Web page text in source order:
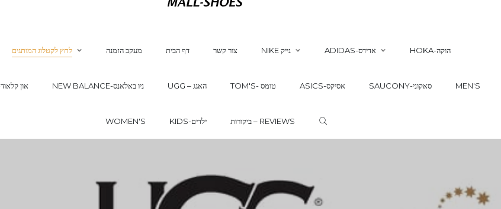
לחץ לקטלוג המותגים מעקב הזמנה דף הבית צור קשר NIKE נייק ADIDAS-אדידס HOKA-הוקה
ON CLOUD-און קלאוד NEW BALANCE-ניו באלאנס UGG – האגג TOM'S- טומס ASICS-אסיקס SAUCONY-סאקוני MEN'S
WOMEN'S KIDS-ילדים ביקורות – REVIEWS